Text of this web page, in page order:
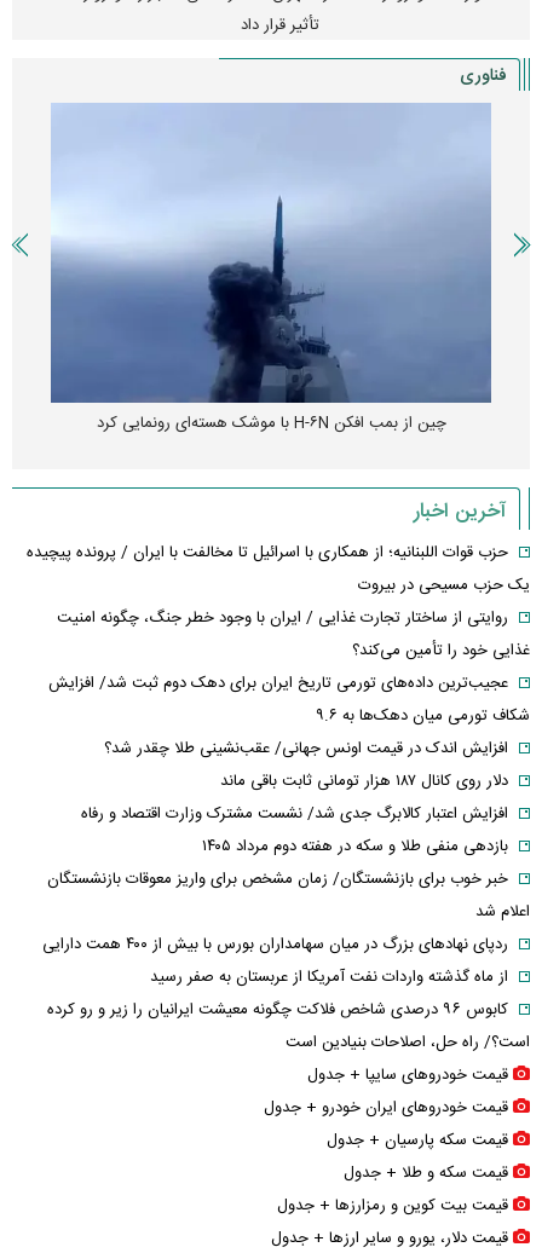
تأثیر قرار داد
فناوری
چین از بمب افکن H-۶N با موشک هسته‌ای رونمایی کرد
آخرین اخبار
حزب قوات اللبنانیه؛ از همکاری با اسرائیل تا مخالفت با ایران / پرونده پیچیده
یک حزب مسیحی در بیروت
روایتی از ساختار تجارت غذایی / ایران با وجود خطر جنگ، چگونه امنیت
غذایی خود را تأمین می‌کند؟
عجیب‌ترین داده‌های تورمی تاریخ ایران برای دهک دوم ثبت شد/ افزایش
شکاف تورمی میان دهک‌ها به ۹.۶
افزایش اندک در قیمت اونس جهانی/ عقب‌نشینی طلا چقدر شد؟
دلار روی کانال ۱۸۷ هزار تومانی ثابت باقی ماند
افزایش اعتبار کالابرگ جدی شد/ نشست مشترک وزارت اقتصاد و رفاه
بازدهی منفی طلا و سکه در هفته دوم مرداد ۱۴۰۵
خبر خوب برای بازنشستگان/ زمان مشخص برای واریز معوقات بازنشستگان
اعلام شد
ردپای نهاد‌های بزرگ در میان سهامداران بورس با بیش از ۴۰۰ همت دارایی
از ماه گذشته واردات نفت آمریکا از عربستان به صفر رسید
کابوس ۹۶ درصدی شاخص فلاکت چگونه معیشت ایرانیان را زیر و رو کرده
است؟/ راه حل، اصلاحات بنیادین است
قیمت خودرو‌های سایپا + جدول
قیمت خودرو‌های ایران خودرو + جدول
قیمت سکه پارسیان + جدول
قیمت سکه و طلا + جدول
قیمت بیت کوین و رمزارز‌ها + جدول
قیمت دلار، یورو و سایر ارز‌ها + جدول